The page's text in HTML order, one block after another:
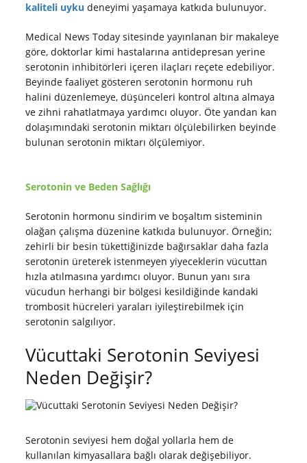
kaliteli uyku deneyimi yaşamaya katkıda bulunuyor.
Medical News Today sitesinde yayınlanan bir makaleye
göre, doktorlar kimi hastalarına antidepresan yerine
serotonin inhibitörleri içeren ilaçları reçete edebiliyor.
Beyinde faaliyet gösteren serotonin hormonu ruh
halini düzenlemeye, düşünceleri kontrol altına almaya
ve zihni rahatlatmaya yardımcı oluyor. Öte yandan kan
dolaşımındaki serotonin miktarı ölçülebilirken beyinde
bulunan serotonin miktarı ölçülemiyor.
Serotonin ve Beden Sağlığı
Serotonin hormonu sindirim ve boşaltım sisteminin
olağan çalışma düzenine katkıda bulunuyor. Örneğin;
zehirli bir besin tükettiğinizde bağırsaklar daha fazla
serotonin üreterek istenmeyen yiyeceklerin vücuttan
hızla atılmasına yardımcı oluyor. Bunun yanı sıra
vücudun herhangi bir bölgesi kesildiğinde kandaki
trombosit hücreleri yaraları iyileştirebilmek için
serotonin salgılıyor.
Vücuttaki Serotonin Seviyesi
Neden Değişir?
Serotonin seviyesi hem doğal yollarla hem de
kullanılan kimyasallara bağlı olarak değişebiliyor.